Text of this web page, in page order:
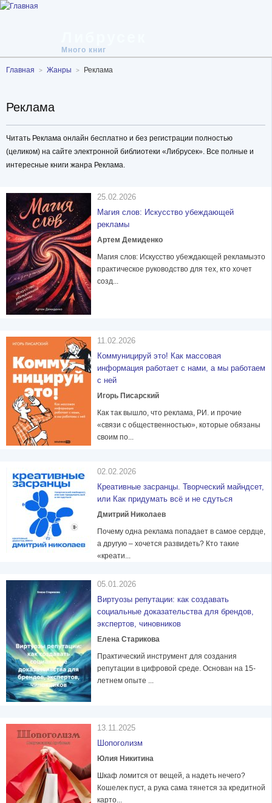
Много книг
Главная Жанры Реклама
Реклама
Читать Реклама онлайн бесплатно и без регистрации полностью
(целиком) на сайте электронной библиотеки «Либрусек». Все полные и
интересные книги жанра Реклама.
25.02.2026
Магия слов: Искусство убеждающей
рекламы
Артем Демиденко
Магия слов: Искусство убеждающей рекламыэто
практическое руководство для тех, кто хочет
созд...
11.02.2026
Коммуницируй это! Как массовая
информация работает с нами, а мы работаем
с ней
Игорь Писарский
Как так вышло, что реклама, РИ. и прочие
«связи с общественностью», которые обязаны
своим по...
02.02.2026
Креативные засранцы. Творческий майндсет,
или Как придумать всё и не сдуться
Дмитрий Николаев
Почему одна реклама попадает в самое сердце,
а другую – хочется развидеть? Кто такие
«креати...
05.01.2026
Виртуозы репутации: как создавать
социальные доказательства для брендов,
экспертов, чиновников
Елена Старикова
Практический инструмент для создания
репутации в цифровой среде. Основан на 15-
летнем опыте ...
13.11.2025
Шопоголизм
Юлия Никитина
Шкаф ломится от вещей, а надеть нечего?
Кошелек пуст, а рука сама тянется за кредитной
карто...